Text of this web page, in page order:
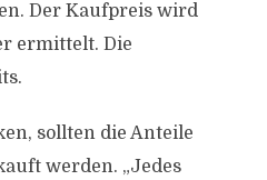
Der Kaufpreis wird
ermittelt. Die
sollten die Anteile
werden. „Jedes